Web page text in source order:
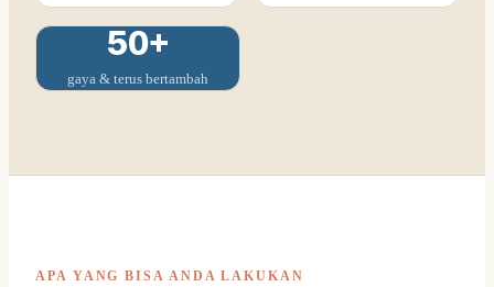
50+
gaya & terus bertambah
APA YANG BISA ANDA LAKUKAN